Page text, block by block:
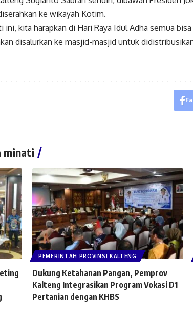
ke wikayah Kotim.
ini, kita harapkan di Hari Raya Idul Adha semua
disalurkan ke masjid-masjid untuk
minati
PEMERINTAH PROVINSI KALTENG
Dukung Ketahanan Pangan, Pemprov
Kalteng Integrasikan Program Vokasi D1
Pertanian dengan KHBS